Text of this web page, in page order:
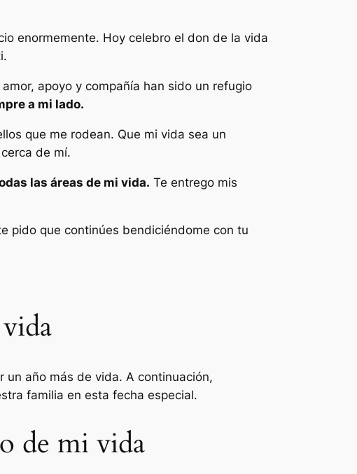
enormemente. Hoy celebro el don de la vida
apoyo y compañía han sido un refugio
a mi lado.
que me rodean. Que mi vida sea un
de mí.
las áreas de mi vida. Te entrego mis
pido que continúes bendiciéndome con tu
un año más de vida. A continuación,
familia en esta fecha especial.
de mi vida